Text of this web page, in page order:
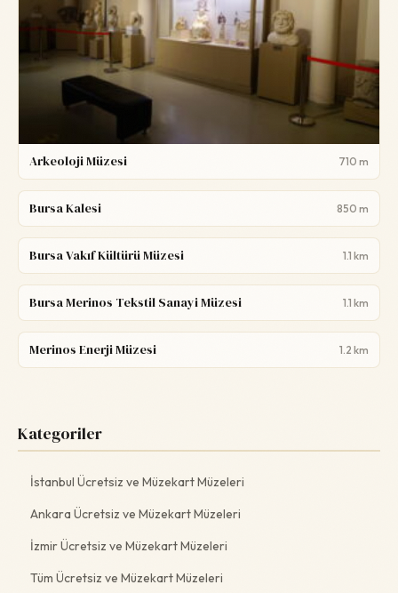
Arkeoloji Müzesi 710 m
Bursa Kalesi 850 m
Bursa Vakıf Kültürü Müzesi 1.1 km
Bursa Merinos Tekstil Sanayi Müzesi 1.1 km
Merinos Enerji Müzesi 1.2 km
Kategoriler
İstanbul Ücretsiz ve Müzekart Müzeleri
Ankara Ücretsiz ve Müzekart Müzeleri
İzmir Ücretsiz ve Müzekart Müzeleri
Tüm Ücretsiz ve Müzekart Müzeleri